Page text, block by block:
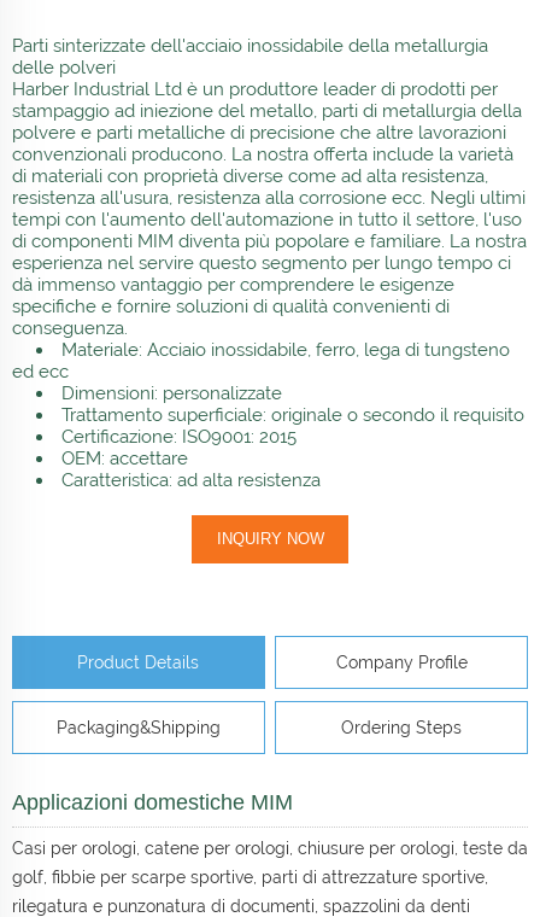
Parti sinterizzate dell'acciaio inossidabile della metallurgia
delle polveri
Harber Industrial Ltd è un produttore leader di prodotti per
stampaggio ad iniezione del metallo, parti di metallurgia della
polvere e parti metalliche di precisione che altre lavorazioni
convenzionali producono. La nostra offerta include la varietà
di materiali con proprietà diverse come ad alta resistenza,
resistenza all'usura, resistenza alla corrosione ecc. Negli ultimi
tempi con l'aumento dell'automazione in tutto il settore, l'uso
di componenti MIM diventa più popolare e familiare. La nostra
esperienza nel servire questo segmento per lungo tempo ci
dà immenso vantaggio per comprendere le esigenze
specifiche e fornire soluzioni di qualità convenienti di
conseguenza.
Materiale: Acciaio inossidabile, ferro, lega di tungsteno
ed ecc
Dimensioni: personalizzate
Trattamento superficiale: originale o secondo il requisito
Certificazione: ISO9001: 2015
OEM: accettare
Caratteristica: ad alta resistenza
INQUIRY NOW
Product Details Company Profile
Packaging&Shipping Ordering Steps
Applicazioni domestiche MIM
Casi per orologi, catene per orologi, chiusure per orologi, teste da
golf, fibbie per scarpe sportive, parti di attrezzature sportive,
rilegatura e punzonatura di documenti, spazzolini da denti